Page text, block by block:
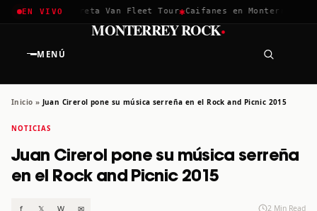
EN VIVO
2026✱Greta Van Fleet Tour✱Caifanes en Monterrey · 12
MENÚ
MONTERREY ROCK·
Inicio » Juan Cirerol pone su música serreña en el Rock and Picnic 2015
NOTICIAS
Juan Cirerol pone su música serreña
en el Rock and Picnic 2015
f 𝕏 W ✉ 2 Min Read